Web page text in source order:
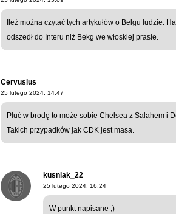
Ileż można czytać tych artykułów o Belgu ludzie.
odszedł do Interu niż Bekg we włoskiej prasie.
Cervusius
25 lutego 2024, 14:47
Pluć w brodę to może sobie Chelsea z Salahem i
Takich przypadków jak CDK jest masa.
kusniak_22
25 lutego 2024, 16:24
W punkt napisane ;)